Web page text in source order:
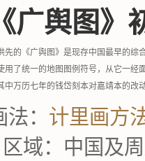
《广舆图
先的《广舆图》是现存中国最早的综
用了统一的地图图例符号，从它一经
中万历七年的钱岱刻本对嘉靖本的改
： 计里画方
区域： 中国及